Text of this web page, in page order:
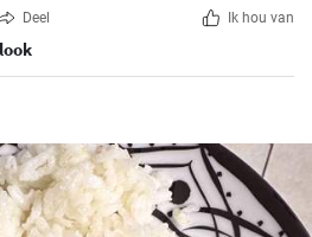
Deel Ik hou van